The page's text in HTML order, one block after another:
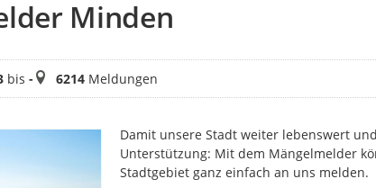
Minden
bis -Meldungen
6214Meldungen
Damit unsere Stadt weiter lebenswert
Unterstützung: Mit dem Mängelmelder
Stadtgebiet ganz einfach an uns melden.